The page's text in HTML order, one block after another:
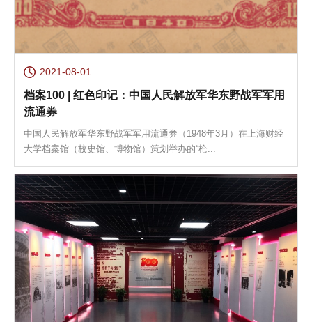
2021-08-01
档案100 | 红色印记：中国人民解放军华东野战军军用
流通券
中国人民解放军华东野战军军用流通券（1948年3月）在上海财经
大学档案馆（校史馆、博物馆）策划举办的“枪...